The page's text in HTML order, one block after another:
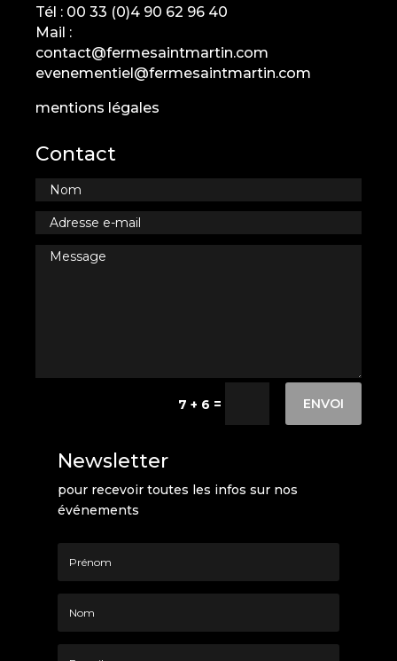
Tél : 00 33 (0)4 90 62 96 40
Mail :
contact@fermesaintmartin.com
evenementiel@fermesaintmartin.com
mentions légales
Contact
7 + 6 = ENVOI
Newsletter
pour recevoir toutes les infos sur nos
événements